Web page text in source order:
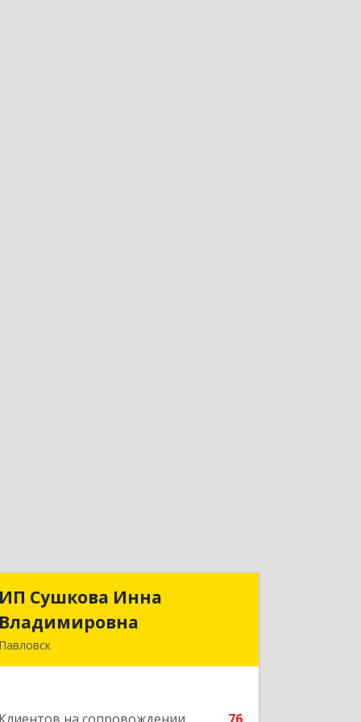
ИП Сушкова Инна
Владимировна
Павловск
ИП Сушкова Инна
Владимировна